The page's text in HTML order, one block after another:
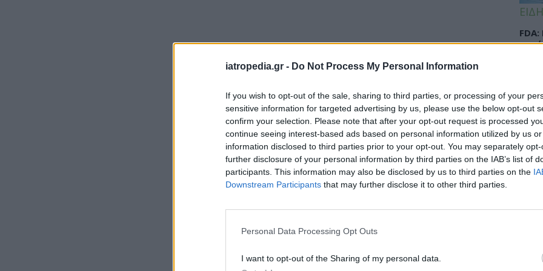
iatropedia.gr - Do Not Process My Personal Information
If you wish to opt-out of the sale, sharing to third parties, or processing of your
sensitive information for targeted advertising by us, please use the below opt-out
confirm your selection. Please note that after your opt-out request is processed
continue seeing interest-based ads based on personal information utilized by us
information disclosed to third parties prior to your opt-out. You may separately
further disclosure of your personal information by third parties on the IAB’s list of
participants. This information may also be disclosed by us to third parties on the
Downstream Participants that may further disclose it to other third parties.
Personal Data Processing Opt Outs
I want to opt-out of the Sharing of my personal data.
το
στη